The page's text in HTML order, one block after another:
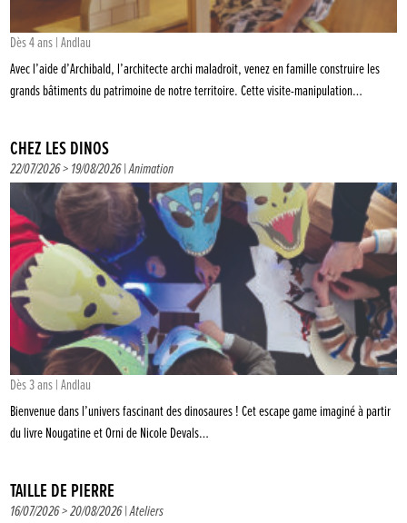
Dès 4 ans | Andlau
Avec l’aide d’Archibald, l’architecte archi maladroit, venez en famille construire les
grands bâtiments du patrimoine de notre territoire. Cette visite-manipulation…
CHEZ LES DINOS
22/07/2026 > 19/08/2026 |Animation
Dès 3 ans | Andlau
Bienvenue dans l’univers fascinant des dinosaures ! Cet escape game imaginé à partir
du livre Nougatine et Orni de Nicole Devals…
TAILLE DE PIERRE
16/07/2026 > 20/08/2026 |Ateliers